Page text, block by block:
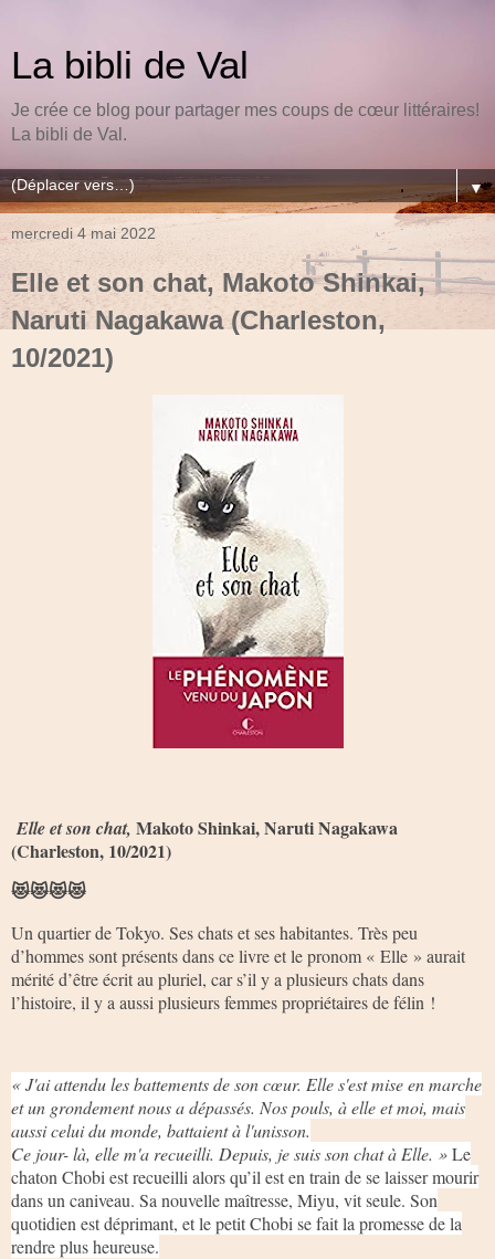
La bibli de Val
Je crée ce blog pour partager mes coups de cœur littéraires!
La bibli de Val.
▼
mercredi 4 mai 2022
Elle et son chat, Makoto Shinkai,
Naruti Nagakawa (Charleston,
10/2021)
Elle et son chat, Makoto Shinkai, Naruti Nagakawa
(Charleston, 10/2021)
😻😻😻😻
Un quartier de Tokyo. Ses chats et ses habitantes. Très peu
d’hommes sont présents dans ce livre et le pronom « Elle » aurait
mérité d’être écrit au pluriel, car s’il y a plusieurs chats dans
l’histoire, il y a aussi plusieurs femmes propriétaires de félin !
« J'ai attendu les battements de son cœur. Elle s'est mise en marche
et un grondement nous a dépassés. Nos pouls, à elle et moi, mais
aussi celui du monde, battaient à l'unisson.
Ce jour- là, elle m'a recueilli. Depuis, je suis son chat à Elle. »Le
chaton Chobi est recueilli alors qu’il est en train de se laisser mourir
dans un caniveau. Sa nouvelle maîtresse, Miyu, vit seule. Son
quotidien est déprimant, et le petit Chobi se fait la promesse de la
rendre plus heureuse.